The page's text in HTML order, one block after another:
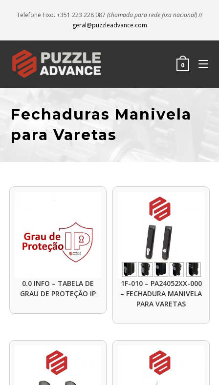
Telefone Fixo. +351 223 228 087 (chamada para rede fixa nacional)//
geral@puzzleadvance.com
0
Fechaduras Manivela
para Varetas
0.0 INFO – TABELA DE
GRAU DE PROTEÇÃO IP
1F-010 – PA24052XX-000
– FECHADURA MANIVELA
PARA VARETAS